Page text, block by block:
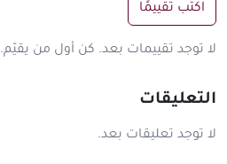
اكتب تقييمًا
لا توجد تقييمات بعد. كن أول من يقيّم.
التعليقات
لا توجد تعليقات بعد.